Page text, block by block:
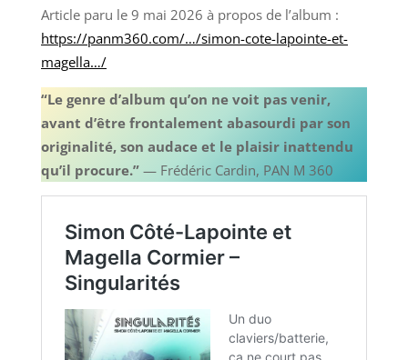
Article paru le 9 mai 2026 à propos de l’album :
https://panm360.com/…/simon-cote-lapointe-et-
magella…/
“Le genre d’album qu’on ne voit pas venir,
avant d’être frontalement abasourdi par son
originalité, son audace et le plaisir inattendu
qu’il procure.” — Frédéric Cardin, PAN M 360